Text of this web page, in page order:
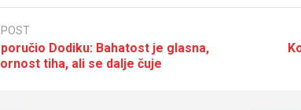
POST
Dodiku: Bahatost je glasna,
tiha, ali se dalje čuje